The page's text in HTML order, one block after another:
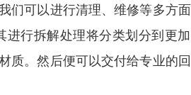
们可以进行清理、维修等多方
行拆解处理将分类划分到更
质。然后便可以交付给专业的